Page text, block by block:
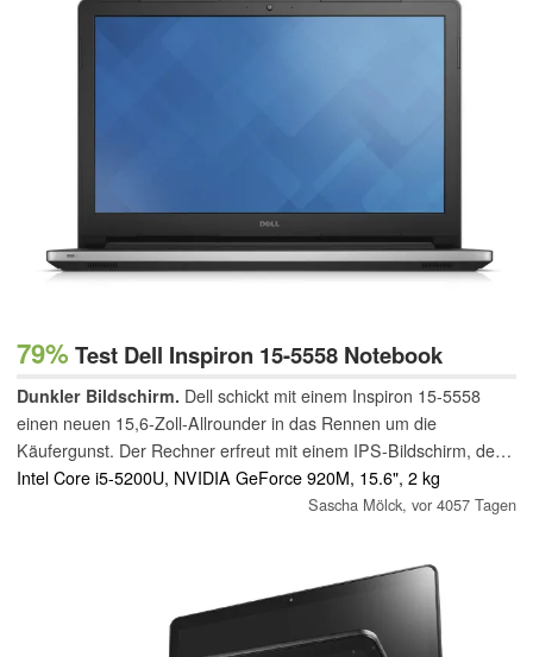
79% Test Dell Inspiron 15-5558 Notebook
Dunkler Bildschirm. Dell schickt mit einem Inspiron 15-5558
einen neuen 15,6-Zoll-Allrounder in das Rennen um die
Käufergunst. Der Rechner erfreut mit einem IPS-Bildschirm, der
allerdings eine viel zu geringe Helligkeit bietet. In Sachen GPU
hätte Dell etwas großzügiger sein dürfen.
Intel Core i5-5200U, NVIDIA GeForce 920M, 15.6", 2 kg
Sascha Mölck, vor 4057 Tagen